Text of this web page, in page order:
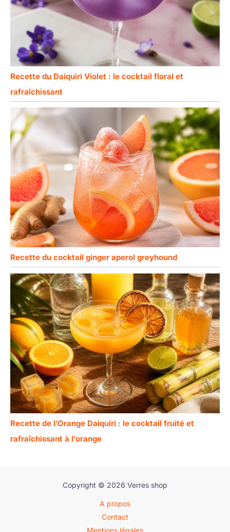
Recette du Daiquiri Violet : le cocktail floral et
rafraîchissant
Recette du cocktail ginger aperol greyhound
Recette de l’Orange Daiquiri : le cocktail fruité et
rafraîchissant à l’orange
Copyright © 2026 Verres shop
A propos
Contact
Mentions légales